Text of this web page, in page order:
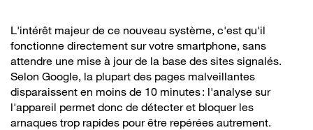
L'intérêt majeur de ce nouveau système, c'est qu'il
fonctionne directement sur votre smartphone, sans
attendre une mise à jour de la base des sites signalés.
Selon Google, la plupart des pages malveillantes
disparaissent en moins de 10 minutes : l'analyse sur
l'appareil permet donc de détecter et bloquer les
arnaques trop rapides pour être repérées autrement.